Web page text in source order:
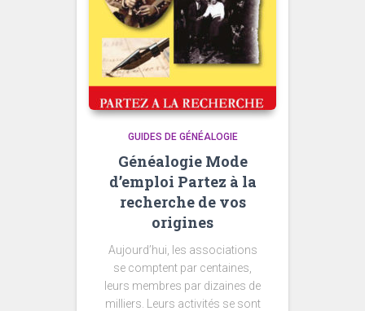
GUIDES DE GÉNÉALOGIE
Généalogie Mode
d’emploi Partez à la
recherche de vos
origines
Aujourd’hui, les associations
se comptent par centaines,
leurs membres par dizaines de
milliers. Leurs activités se sont